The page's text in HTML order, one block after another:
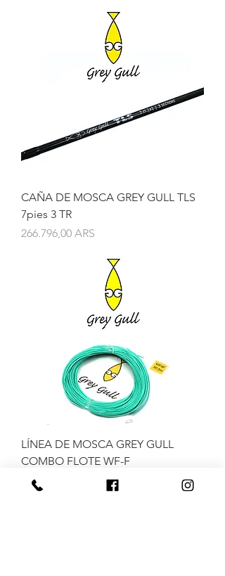
CAÑA DE MOSCA GREY GULL TLS
7pies 3 TR
Precio
266.796,00 ARS
LÍNEA DE MOSCA GREY GULL
COMBO FLOTE WF-F
Precio
35.343,00 ARS Precio de oferta
34.943,00 ARS